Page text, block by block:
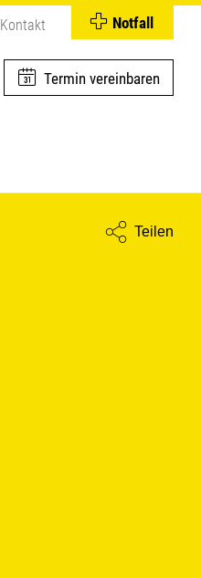
Kontakt
Termin vereinbaren
Notfall
Teilen